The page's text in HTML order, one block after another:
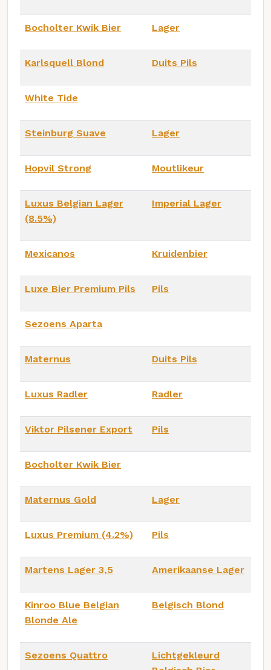
Bocholter Kwik Bier Lager
Karlsquell Blond Duits Pils
White Tide
Steinburg Suave Lager
Hopvil Strong Moutlikeur
Luxus Belgian Lager
(8.5%)
Imperial Lager
Mexicanos Kruidenbier
Luxe Bier Premium Pils Pils
Sezoens Aparta
Maternus Duits Pils
Luxus Radler Radler
Viktor Pilsener Export Pils
Bocholter Kwik Bier
Maternus Gold Lager
Luxus Premium (4.2%) Pils
Martens Lager 3,5 Amerikaanse Lager
Kinroo Blue Belgian
Blonde Ale
Belgisch Blond
Sezoens Quattro
Lichtgekleurd